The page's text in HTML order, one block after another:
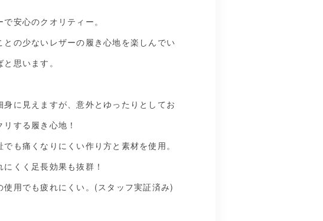
で安心のクオリティー。
との少ないレザーの履き心地を楽しんでい
思います。
身に見えますが、意外とゆったりとしてお
リする履き心地！
でも痛くなりにくい作り方と素材を使用。
にくく足長効果も抜群！
使用でも疲れにくい。(スタッフ実証済み)